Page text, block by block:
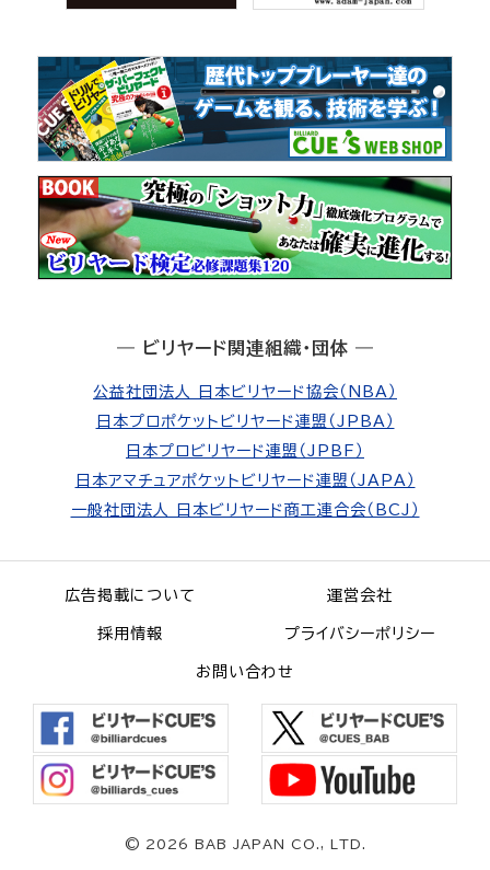
― ビリヤード関連組織・団体 ―
公益社団法人 日本ビリヤード協会（NBA）
日本プロポケットビリヤード連盟（JPBA）
日本プロビリヤード連盟（JPBF）
日本アマチュアポケットビリヤード連盟（JAPA）
一般社団法人 日本ビリヤード商工連合会（BCJ）
広告掲載について 運営会社
採用情報 プライバシーポリシー
お問い合わせ
© 2026 BAB JAPAN CO., LTD.